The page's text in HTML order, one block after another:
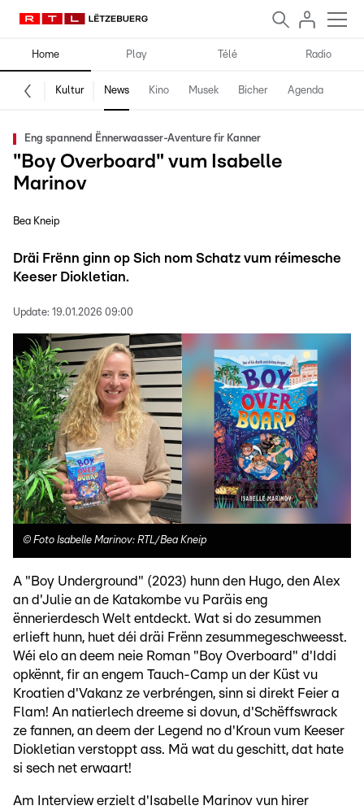
Home Play Télé Radio
Kultur News Kino Musek Bicher Agenda
Eng spannend Ënnerwaasser-Aventure fir Kanner
"Boy Overboard" vum Isabelle
Marinov
Bea Kneip
Dräi Frënn ginn op Sich nom Schatz vum réimesche
Keeser Diokletian.
Update: 19.01.2026 09:00
© Foto Isabelle Marinov: RTL/Bea Kneip
A "Boy Underground" (2023) hunn den Hugo, den Alex
an d'Julie an de Katakombe vu Paräis eng
ënnerierdesch Welt entdeckt. Wat si do zesummen
erlieft hunn, huet déi dräi Frënn zesummegeschweesst.
Wéi elo an deem neie Roman "Boy Overboard" d'Iddi
opkënnt, fir an engem Tauch-Camp un der Küst vu
Kroatien d'Vakanz ze verbréngen, sinn si direkt Feier a
Flam! An natierlech dreeme si dovun, d'Schëffswrack
ze fannen, an deem der Legend no d'Kroun vum Keeser
Diokletian verstoppt ass. Mä wat du geschitt, dat hate
si sech net erwaart!
Am Interview erzielt d'Isabelle Marinov vun hirer